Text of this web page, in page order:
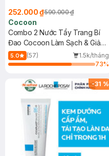
252.000 ₫590.000 ₫
Cocoon
Combo 2 Nước Tẩy Trang Bí
Đao Cocoon Làm Sạch & Giảm
Dầu 500ml
5.0 (57)
1.5k/tháng
73%
-31 %